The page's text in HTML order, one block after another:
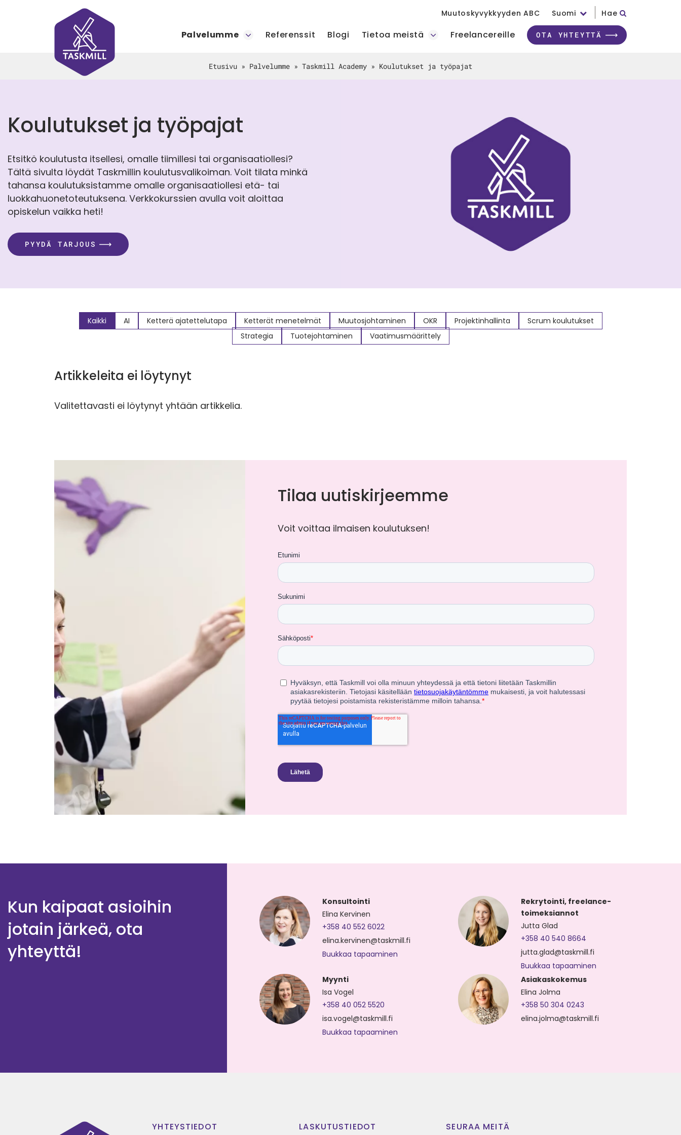
Muutoskyvykkyyden ABC Suomi Hae
Palvelumme Referenssit Blogi Tietoa meistä Freelancereille OTA YHTEYTTÄ
Etusivu» Palvelumme» Taskmill Academy» Koulutukset ja työpajat
Koulutukset ja työpajat
Etsitkö koulutusta itsellesi, omalle tiimillesi tai organisaatiollesi?
Tältä sivulta löydät Taskmillin koulutusvalikoiman. Voit tilata minkä
tahansa koulutuksistamme omalle organisaatiollesi etä- tai
luokkahuonetoteutuksena. Verkkokurssien avulla voit aloittaa
opiskelun vaikka heti!
PYYDÄ TARJOUS
Kaikki AI Ketterä ajatettelutapa Ketterät menetelmät Muutosjohtaminen OKR Projektinhallinta
Scrum koulutukset
Strategia
Tuotejohtaminen Vaatimusmäärittely
Artikkeleita ei löytynyt
Valitettavasti ei löytynyt yhtään artikkelia.
Tilaa uutiskirjeemme
Voit voittaa ilmaisen koulutuksen!
Kun kaipaat asioihin
jotain järkeä, ota
yhteyttä!
Konsultointi
Elina Kervinen
+358 40 552 6022
elina.kervinen@taskmill.fi
Buukkaa tapaaminen
Rekrytointi, freelance-
toimeksiannot
Jutta Glad
+358 40 540 8664
jutta.glad@taskmill.fi
Buukkaa tapaaminen
Myynti
Isa Vogel
+358 40 052 5520
isa.vogel@taskmill.fi
Buukkaa tapaaminen
Asiakaskokemus
Elina Jolma
+358 50 304 0243
elina.jolma@taskmill.fi
YHTEYSTIEDOT LASKUTUSTIEDOT SEURAA MEITÄ